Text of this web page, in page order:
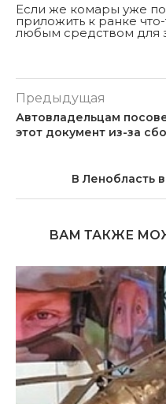
Если же комары уже
приложить к ранке
любым средством для
Предыдущая
Автовладельцам
этот документ из-за
В Ленобласть
ВАМ ТАКЖЕ